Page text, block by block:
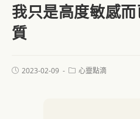
我只是高度敏感
質
2023-02-09 心靈點滴